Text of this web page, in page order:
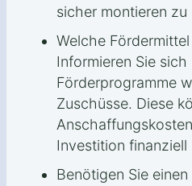
sicher montieren zu
Welche
Informieren Sie
Förderprogramme
Zuschüsse. Diese
Investition finanziell
Benötigen Sie